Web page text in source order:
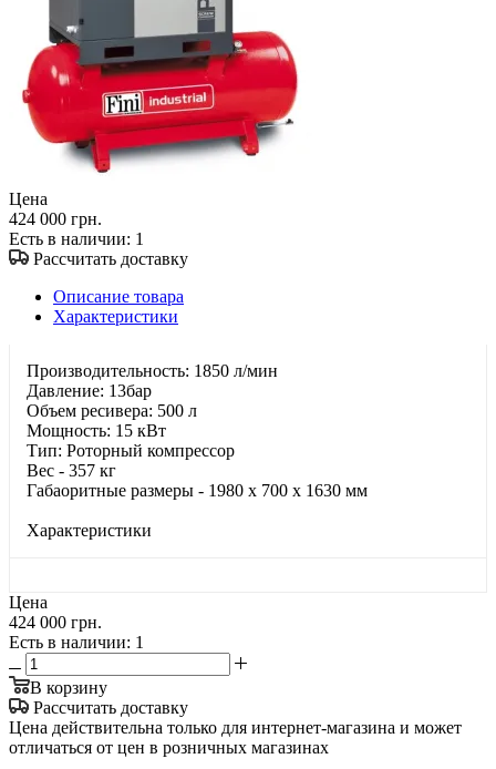
Цена
424 000 грн.
Есть в наличии: 1
Рассчитать доставку
Описание товара
Характеристики
Производительность: 1850 л/мин
Давление: 13бар
Объем ресивера: 500 л
Мощность: 15 кВт
Тип: Роторный компрессор
Вес - 357 кг
Габаоритные размеры - 1980 x 700 x 1630 мм
Характеристики
Цена
424 000 грн.
Есть в наличии: 1
В корзину
Рассчитать доставку
Цена действительна только для интернет-магазина и может
отличаться от цен в розничных магазинах